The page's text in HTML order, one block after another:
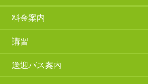
料金案内
講習
送迎バス案内